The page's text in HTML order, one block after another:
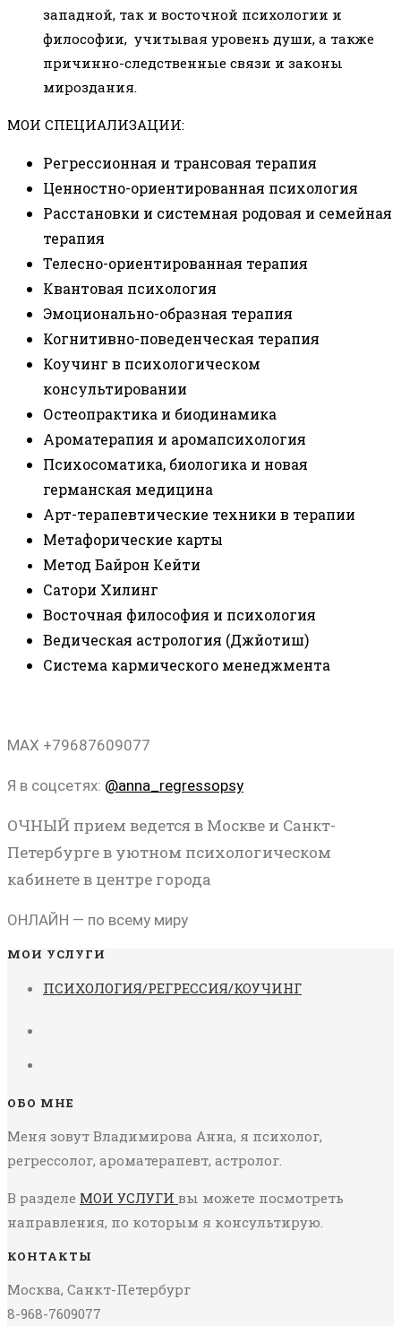
западной, так и восточной психологии и
философии, учитывая уровень души, а также
причинно-следственные связи и законы
мироздания.
МОИ СПЕЦИАЛИЗАЦИИ:
Регрессионная и трансовая терапия
Ценностно-ориентированная психология
Расстановки и системная родовая и семейная
терапия
Телесно-ориентированная терапия
Квантовая психология
Эмоционально-образная терапия
Когнитивно-поведенческая терапия
Коучинг в психологическом
консультировании
Остеопрактика и биодинамика
Ароматерапия и аромапсихология
Психосоматика, биологика и новая
германская медицина
Арт-терапевтические техники в терапии
Метафорические карты
Метод Байрон Кейти
Сатори Хилинг
Восточная философия и психология
Ведическая астрология (Джйотиш)
Система кармического менеджмента
MAX +79687609077
Я в соцсетях: @anna_regressopsy
ОЧНЫЙ прием ведется в Москве и Санкт-
Петербурге в уютном психологическом
кабинете в центре города
ОНЛАЙН — по всему миру
МОИ УСЛУГИ
ПСИХОЛОГИЯ/РЕГРЕССИЯ/КОУЧИНГ
ОБО МНЕ
Меня зовут Владимирова Анна, я психолог,
регрессолог, ароматерапевт, астролог.
В разделе МОИ УСЛУГИ вы можете посмотреть
направления, по которым я консультирую.
КОНТАКТЫ
Москва, Санкт-Петербург
8-968-7609077